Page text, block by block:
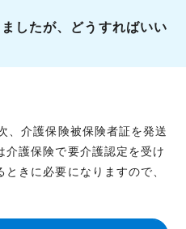
したが、どうすればいい
、介護保険被保険者証を発送
介護保険で要介護認定を受け
きに必要になりますので、